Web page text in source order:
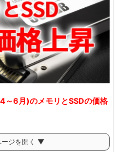
6月)のメモリとSSDの価格
ジを開く ▼